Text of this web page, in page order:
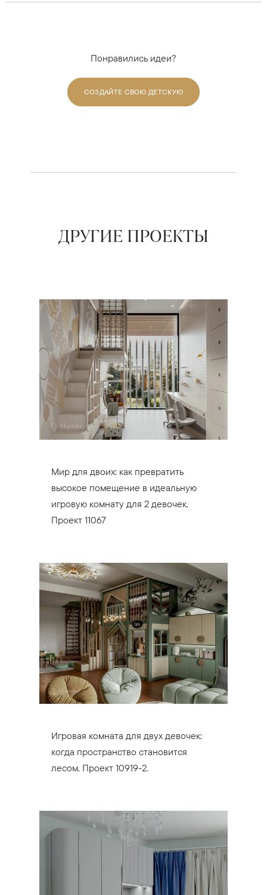
Понравились идеи?
СОЗДАЙТЕ СВОЮ ДЕТСКУЮ
ДРУГИЕ ПРОЕКТЫ
Мир для двоих: как превратить
высокое помещение в идеальную
игровую комнату для 2 девочек.
Проект 11067
Игровая комната для двух девочек:
когда пространство становится
лесом. Проект 10919-2.